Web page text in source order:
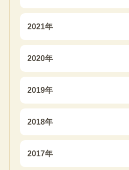
2021年
2020年
2019年
2018年
2017年